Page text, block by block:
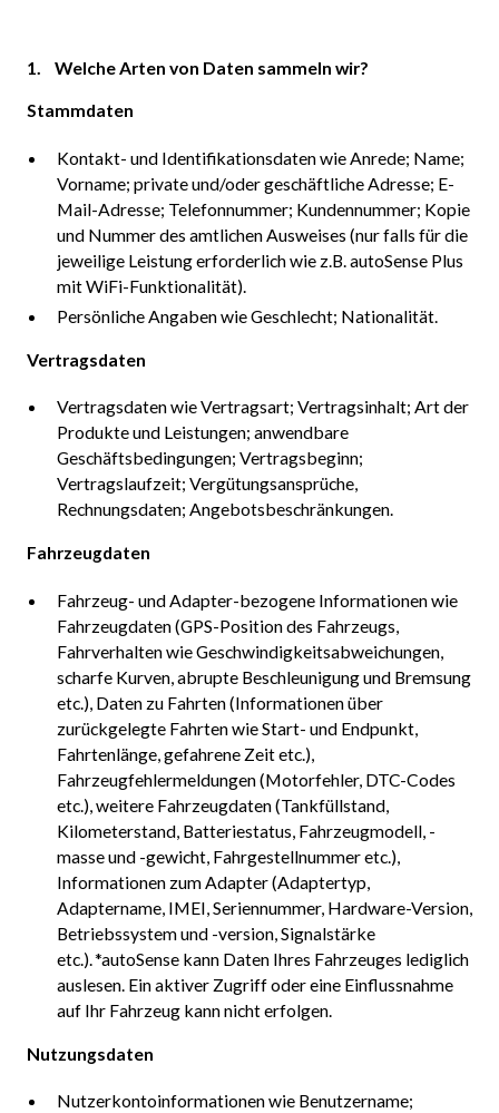
1. Welche Arten von Daten sammeln wir?
Stammdaten
Kontakt- und Identifikationsdaten wie Anrede; Name;
Vorname; private und/oder geschäftliche Adresse; E-
Mail-Adresse; Telefonnummer; Kundennummer; Kopie
und Nummer des amtlichen Ausweises (nur falls für die
jeweilige Leistung erforderlich wie z.B. autoSense Plus
mit WiFi-Funktionalität).
Persönliche Angaben wie Geschlecht; Nationalität.
Vertragsdaten
Vertragsdaten wie Vertragsart; Vertragsinhalt; Art der
Produkte und Leistungen; anwendbare
Geschäftsbedingungen; Vertragsbeginn;
Vertragslaufzeit; Vergütungsansprüche,
Rechnungsdaten; Angebotsbeschränkungen.
Fahrzeugdaten
Fahrzeug- und Adapter-bezogene Informationen wie
Fahrzeugdaten (GPS-Position des Fahrzeugs,
Fahrverhalten wie Geschwindigkeitsabweichungen,
scharfe Kurven, abrupte Beschleunigung und Bremsung
etc.), Daten zu Fahrten (Informationen über
zurückgelegte Fahrten wie Start- und Endpunkt,
Fahrtenlänge, gefahrene Zeit etc.),
Fahrzeugfehlermeldungen (Motorfehler, DTC-Codes
etc.), weitere Fahrzeugdaten (Tankfüllstand,
Kilometerstand, Batteriestatus, Fahrzeugmodell, -
masse und -gewicht, Fahrgestellnummer etc.),
Informationen zum Adapter (Adaptertyp,
Adaptername, IMEI, Seriennummer, Hardware-Version,
Betriebssystem und -version, Signalstärke
etc.). *autoSense kann Daten Ihres Fahrzeuges lediglich
auslesen. Ein aktiver Zugriff oder eine Einflussnahme
auf Ihr Fahrzeug kann nicht erfolgen.
Nutzungsdaten
Nutzerkontoinformationen wie Benutzername;